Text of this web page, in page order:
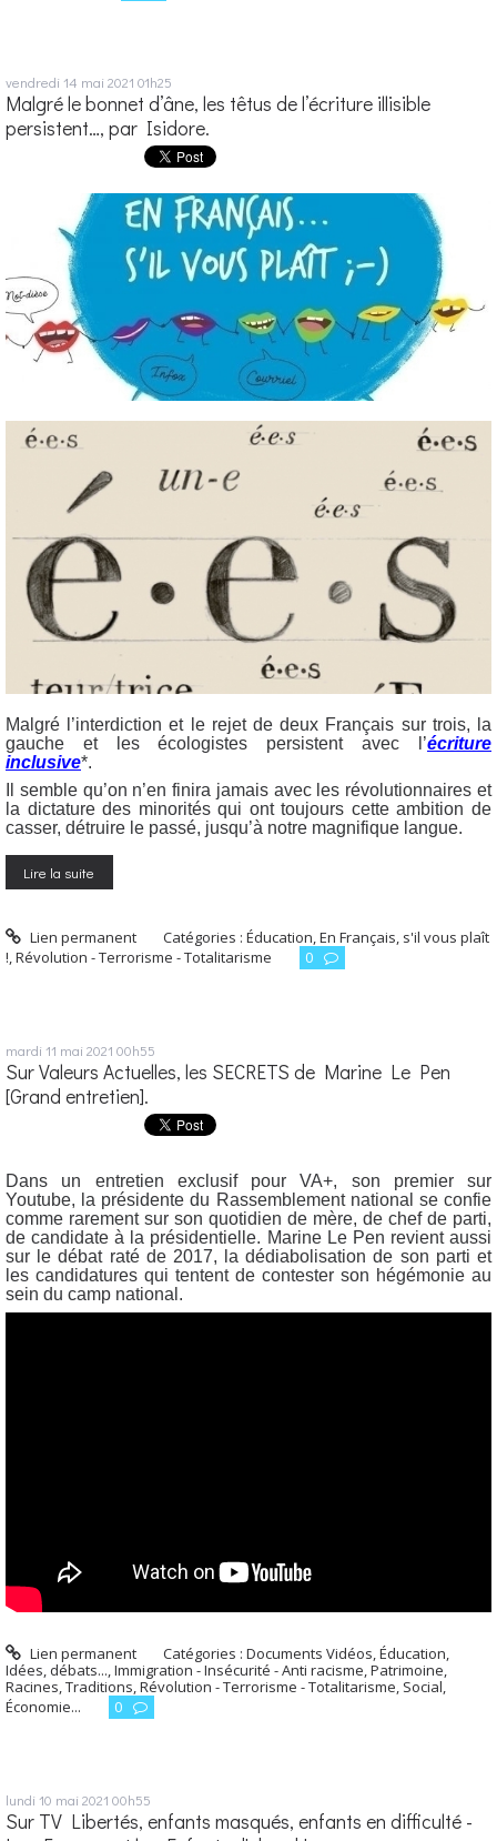
vendredi 14 mai 2021 01h25
Malgré le bonnet d’âne, les têtus de l’écriture illisible
persistent…, par Isidore.
Malgré l’interdiction et le rejet de deux Français sur trois, la
gauche et les écologistes persistent avec l’écriture
inclusive*.
Il semble qu’on n’en finira jamais avec les révolutionnaires et
la dictature des minorités qui ont toujours cette ambition de
casser, détruire le passé, jusqu’à notre magnifique langue.
Lire la suite
Lien permanent Catégories :Éducation,En Français, s'il vous plaît
!,Révolution - Terrorisme - Totalitarisme 0
mardi 11 mai 2021 00h55
Sur Valeurs Actuelles, les SECRETS de Marine Le Pen
[Grand entretien].
Dans un entretien exclusif pour VA+, son premier sur
Youtube, la présidente du Rassemblement national se confie
comme rarement sur son quotidien de mère, de chef de parti,
de candidate à la présidentielle. Marine Le Pen revient aussi
sur le débat raté de 2017, la dédiabolisation de son parti et
les candidatures qui tentent de contester son hégémonie au
sein du camp national.
Lien permanent Catégories :Documents Vidéos,Éducation,
Idées, débats...,Immigration - Insécurité - Anti racisme,Patrimoine,
Racines, Traditions,Révolution - Terrorisme - Totalitarisme, Social,
Économie...
0
lundi 10 mai 2021 00h55
Sur TV Libertés, enfants masqués, enfants en difficulté -